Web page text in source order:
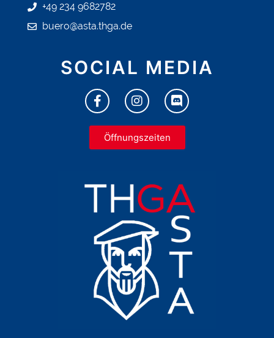
+49 234 9682782
buero@asta.thga.de
SOCIAL MEDIA
Öffnungszeiten